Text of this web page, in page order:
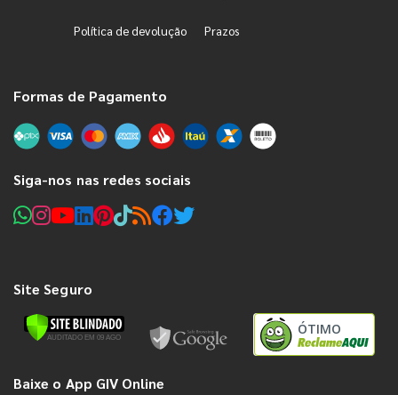
Política de devolução Prazos
Formas de Pagamento
Siga-nos nas redes sociais
Site Seguro
ÓTIMO
Baixe o App GIV Online